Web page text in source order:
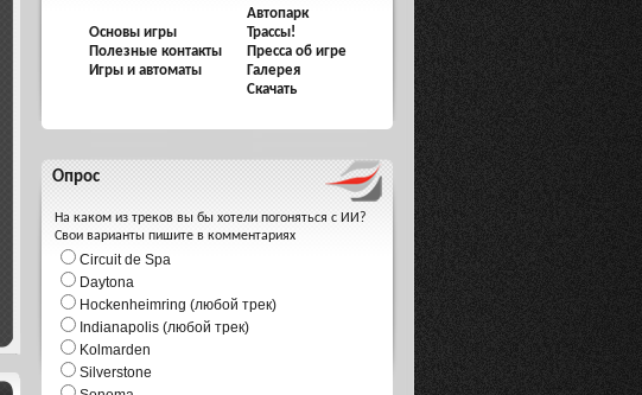
Основы игры
Полезные контакты
Игры и автоматы
Автопарк
Трассы!
Пресса об игре
Галерея
Скачать
Опрос
На каком из треков вы бы хотели погоняться с ИИ?
Свои варианты пишите в комментариях
Circuit de Spa
Daytona
Hockenheimring (любой трек)
Indianapolis (любой трек)
Kolmarden
Silverstone